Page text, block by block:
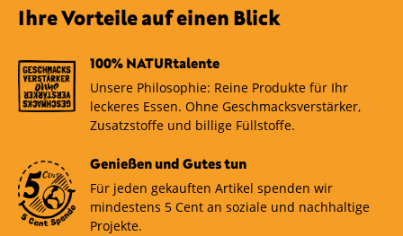
Ihre Vorteile auf einen Blick
100% NATURtalente
Unsere Philosophie: Reine Produkte für Ihr
leckeres Essen. Ohne Geschmacksverstärker,
Zusatzstoffe und billige Füllstoffe.
Genießen und Gutes tun
Für jeden gekauften Artikel spenden wir
mindestens 5 Cent an soziale und nachhaltige
Projekte.